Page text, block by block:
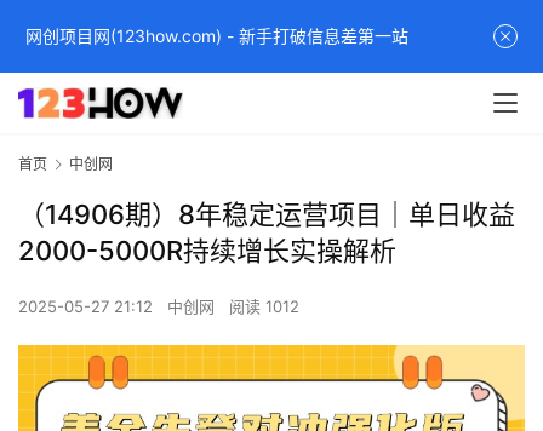
首页 中创网
（14906期）8年稳定运营项目｜单日收益
2000-5000R持续增长实操解析
2025-05-27 21:12 中创网 阅读 1012
网创项目网(123how.com) - 新手打破信息差第一站